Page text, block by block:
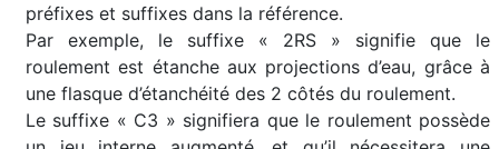
préfixes et suffixes dans la référence.
Par exemple, le suffixe « 2RS » signifie que le
roulement est étanche aux projections d’eau, grâce à
une flasque d’étanchéité des 2 côtés du roulement.
Le suffixe « C3 » signifiera que le roulement possède